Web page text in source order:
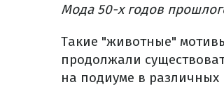
Мода 50-х годов
Такие "животные"
продолжали
на подиуме в различных